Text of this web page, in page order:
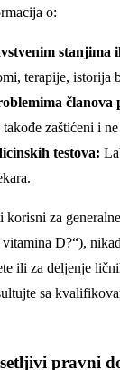
o:
stanjima
terapije, istorija
članova
zaštićeni i
testova:
za
D?“),
ili za deljenje
sa
pravni